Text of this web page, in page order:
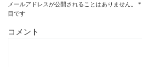
メールアドレスが公開されることはありません。 *
目です
コメント